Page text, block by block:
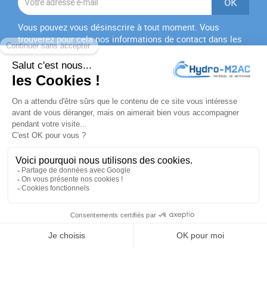
Vous pouvez vous désinscrire à tout moment. Vous
trouverez pour cela nos informations de contact dans les
conditions d'utilisation du site.
J'accepte lesconditions générales
politique de
confidentialité
PRODUITS
NOTRE SOCIÉTÉ
VOTRE COMPTE